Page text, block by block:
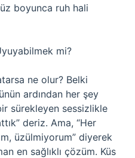
boyunca ruh hali
mi?
ne olur? Belki
ardından her şey
sürekleyen sessizlikle
deriz. Ama, “Her
üzülmiyorum” diyerek
en sağlıklı çözüm. Küs